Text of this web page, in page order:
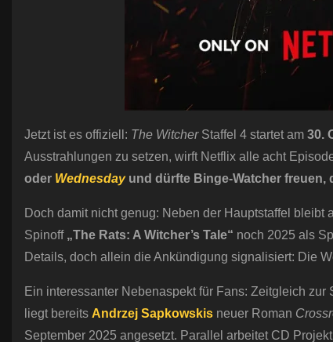
Jetzt ist es offiziell: The WitcherStaffel 4 startet am 30.
Ausstrahlungen zu setzen, wirft Netflix alle acht
oder Wednesdayund dürfte Binge-Watcher freuen,
Doch damit nicht genug: Neben der Hauptstaffel
Spinoff „The Rats: A Witcher’s Tale“ noch 2025 als
Details, doch allein die Ankündigung signalisiert: Die
Ein interessanter Nebenaspekt für Fans: Zeitgleich
liegt bereits Andrzej Sapkowskis neuer Roman
September 2025 angesetzt. Parallel arbeitet CD